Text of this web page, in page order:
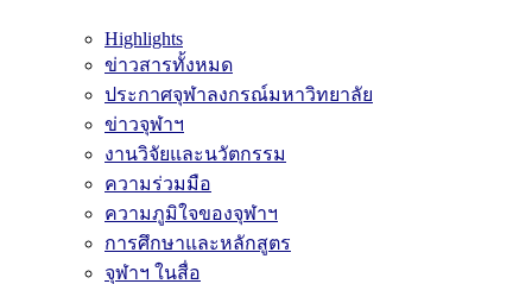
Highlights
ข่าวสารทั้งหมด
ประกาศจุฬาลงกรณ์มหาวิทยาลัย
ข่าวจุฬาฯ
งานวิจัยและนวัตกรรม
ความร่วมมือ
ความภูมิใจของจุฬาฯ
การศึกษาและหลักสูตร
จุฬาฯ ในสื่อ